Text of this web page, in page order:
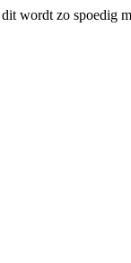
wordt zo spoedig